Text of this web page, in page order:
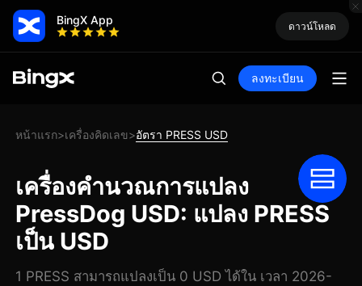
BingX App ดาวน์โหลด
ลงทะเบียน
หน้าแรก>เครื่องคิดเลข>อัตรา PRESS USD
เครื่องคำนวณการแปลง
PressDog USD: แปลง PRESS
เป็น USD
1 PRESS สามารถแปลงเป็น 0 USD ได้ใน เวลา 2026-